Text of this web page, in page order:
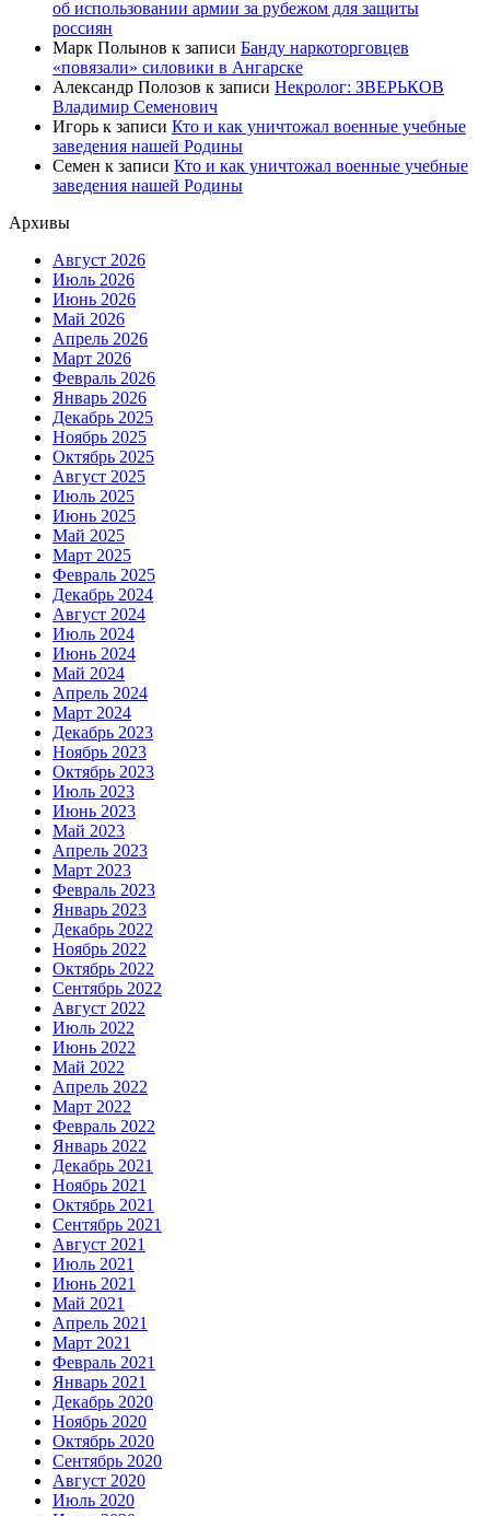
об использовании армии за рубежом для защиты
россиян
Марк Полынов к записи Банду наркоторговцев
«повязали» силовики в Ангарске
Александр Полозов к записи Некролог: ЗВЕРЬКОВ
Владимир Семенович
Игорь к записи Кто и как уничтожал военные учебные
заведения нашей Родины
Семен к записи Кто и как уничтожал военные учебные
заведения нашей Родины
Архивы
Август 2026
Июль 2026
Июнь 2026
Май 2026
Апрель 2026
Март 2026
Февраль 2026
Январь 2026
Декабрь 2025
Ноябрь 2025
Октябрь 2025
Август 2025
Июль 2025
Июнь 2025
Май 2025
Март 2025
Февраль 2025
Декабрь 2024
Август 2024
Июль 2024
Июнь 2024
Май 2024
Апрель 2024
Март 2024
Декабрь 2023
Ноябрь 2023
Октябрь 2023
Июль 2023
Июнь 2023
Май 2023
Апрель 2023
Март 2023
Февраль 2023
Январь 2023
Декабрь 2022
Ноябрь 2022
Октябрь 2022
Сентябрь 2022
Август 2022
Июль 2022
Июнь 2022
Май 2022
Апрель 2022
Март 2022
Февраль 2022
Январь 2022
Декабрь 2021
Ноябрь 2021
Октябрь 2021
Сентябрь 2021
Август 2021
Июль 2021
Июнь 2021
Май 2021
Апрель 2021
Март 2021
Февраль 2021
Январь 2021
Декабрь 2020
Ноябрь 2020
Октябрь 2020
Сентябрь 2020
Август 2020
Июль 2020